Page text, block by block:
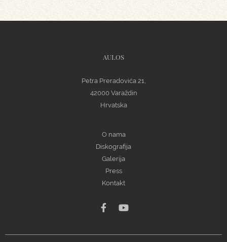
AULOS
Petra Preradovića 21,
42000 Varaždin
Hrvatska
O nama
Diskografija
Galerija
Press
Kontakt